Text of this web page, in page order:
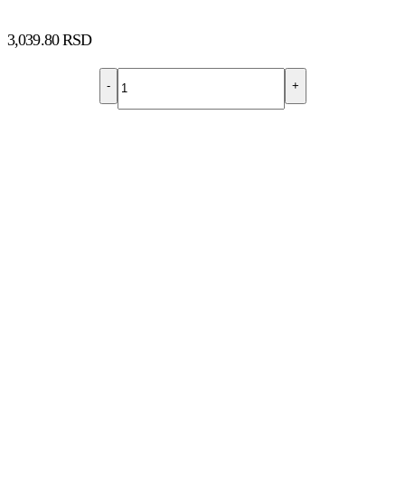
3,039.80RSD
- +